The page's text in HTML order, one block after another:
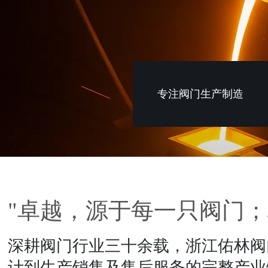
专注阀门生产制造
"卓越，源于每一只阀门
深耕阀门行业三十余载，浙江佑林